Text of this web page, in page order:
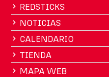
REDSTICKS
NOTICIAS
CALENDARIO
TIENDA
MAPA WEB